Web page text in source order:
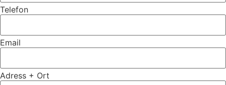
Telefon
Email
Adress + Ort